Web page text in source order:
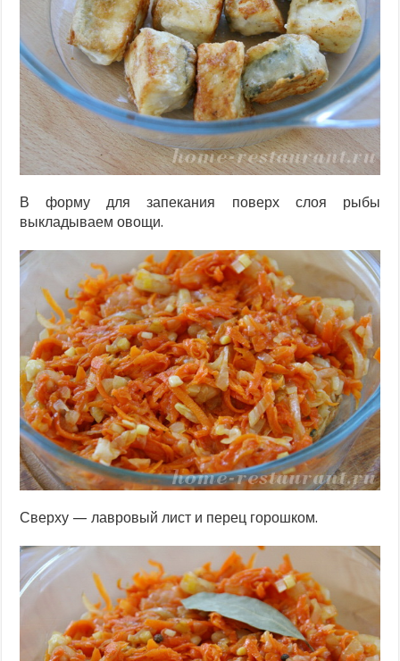
В форму для запекания поверх слоя рыбы
выкладываем овощи.
Сверху — лавровый лист и перец горошком.